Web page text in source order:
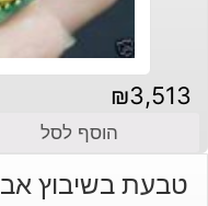
₪3,513
הוסף לסל
טבעת בשיבוץ